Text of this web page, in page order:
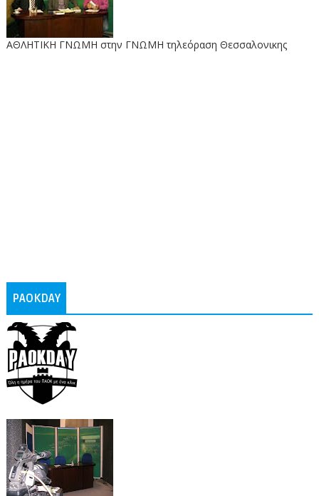
ΑΘΛΗΤΙΚΗ ΓΝΩΜΗ στην ΓΝΩΜΗ τηλεόραση Θεσσαλονικης
PAOKDAY